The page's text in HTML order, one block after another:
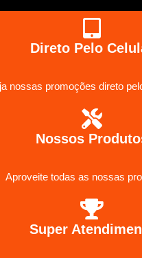
Direto Pelo
nossas promoções direto
Nossos
Aproveite todas as nossas
Super